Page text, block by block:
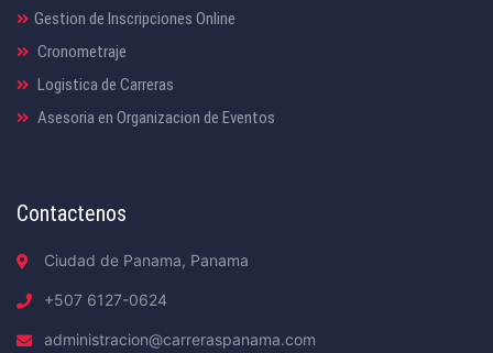
Gestion de Inscripciones Online
Cronometraje
Logistica de Carreras
Asesoria en Organizacion de Eventos
Contactenos
Ciudad de Panama, Panama
+507 6127-0624
administracion@carreraspanama.com